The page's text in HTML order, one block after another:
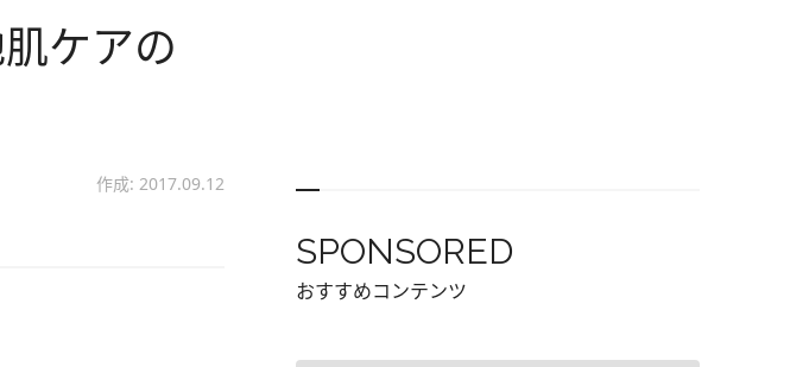
ケアの
作成: 2017.09.12
SPONSORED
おすすめコンテンツ